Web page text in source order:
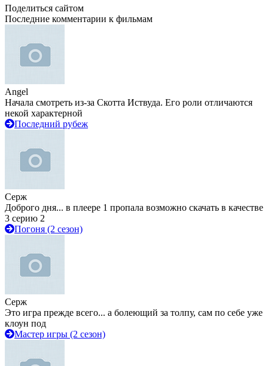
Поделиться сайтом
Последние комментарии к фильмам
Angel
Начала смотреть из-за Скотта Иствуда. Его роли отличаются
некой характерной
Последний рубеж
Серж
Доброго дня... в плеере 1 пропала возможно скачать в качестве
3 серию 2
Погоня (2 сезон)
Серж
Это игра прежде всего... а болеющий за толпу, сам по себе уже
клоун под
Мастер игры (2 сезон)